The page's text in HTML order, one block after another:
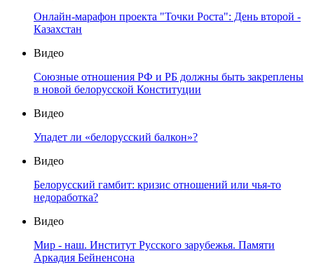
Онлайн-марафон проекта "Точки Роста": День второй -
Казахстан
Видео
Союзные отношения РФ и РБ должны быть закреплены
в новой белорусской Конституции
Видео
Упадет ли «белорусский балкон»?
Видео
Белорусский гамбит: кризис отношений или чья-то
недоработка?
Видео
Мир - наш. Институт Русского зарубежья. Памяти
Аркадия Бейненсона